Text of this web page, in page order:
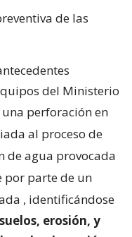
de las
del Ministerio
perforación en
al proceso de
de agua provocada
por parte de un
, identificándose
erosión, y